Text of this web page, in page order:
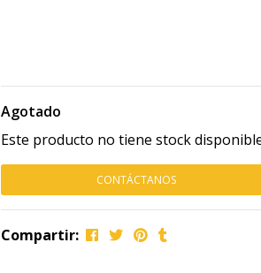
Agotado
Este producto no tiene stock
CONTÁCTANOS
Compartir: